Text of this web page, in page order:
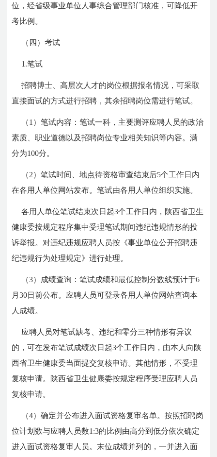
位，经省级事业单位人事综合管理部门核准，可降低开
考比例。
（四）考试
1.笔试
招聘博士、高层次人才的岗位根据报名情况，可采取
直接面试的方式进行招聘，其余招聘岗位需进行笔试。
（1）笔试内容：笔试一科，主要测评应聘人员的政治
素质、职业道德以及招聘岗位专业相关知识等内容。满
分为100分。
（2）笔试时间、地点待资格审查结束后5个工作日内
在各用人单位网站发布。笔试由各用人单位组织实施。
各用人单位笔试结束次日起3个工作日内，陕西省卫生
健康委按规定程序集中受理笔试期间违纪违规情形的投
诉举报。对违纪违规应聘人员按《事业单位公开招聘违
纪违规行为处理规定》进行处理。
（3）成绩查询：笔试成绩和最低控制分数线预计于6
月30日前公布。应聘人员可登录各用人单位网站查询本
人成绩。
应聘人员对笔试缺考、违纪和零分三种情形有异议
的，可在发布笔试成绩次日起3个工作日内，由本人向陕
西省卫生健康委当面提交复核申请。其他情形，不受理
复核申请。陕西省卫生健康委按规定程序受理应聘人员
复核申请。
（4）确定并公布进入面试资格复审名单。按照招聘岗
位计划数与应聘人员数1:3的比例由高分到低分依次确定
进入面试资格复审人员。末位成绩并列的，一并进入面